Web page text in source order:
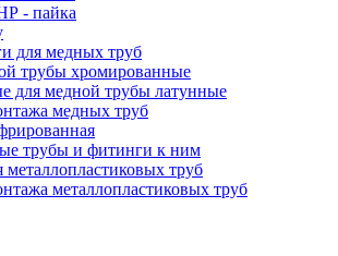
- пайка
для медных труб
трубы хромированные
для медной трубы латунные
медных труб
трубы и фитинги к ним
труб
металлопластиковых труб